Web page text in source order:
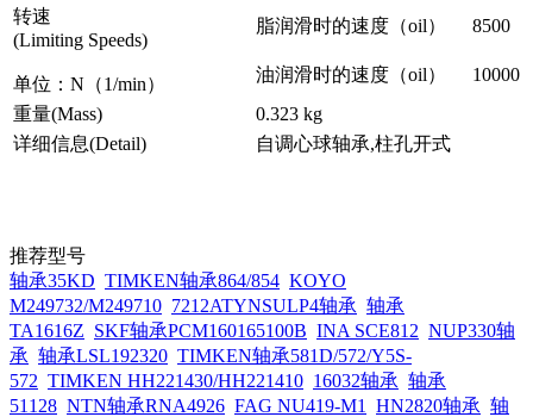
转速
(Limiting Speeds)
单位：N（1/min）
脂润滑时的速度（oil） 8500
油润滑时的速度（oil）
10000
重量(Mass)
0.323 kg
详细信息(Detail)
自调心球轴承,柱孔开式
推荐型号
轴承35KD TIMKEN轴承864/854 KOYO
M249732/M249710 7212ATYNSULP4轴承 轴承
TA1616Z SKF轴承PCM160165100B INA SCE812 NUP330轴
承 轴承LSL192320 TIMKEN轴承581D/572/Y5S-
572 TIMKEN HH221430/HH221410 16032轴承 轴承
51128 NTN轴承RNA4926 FAG NU419-M1 HN2820轴承 轴